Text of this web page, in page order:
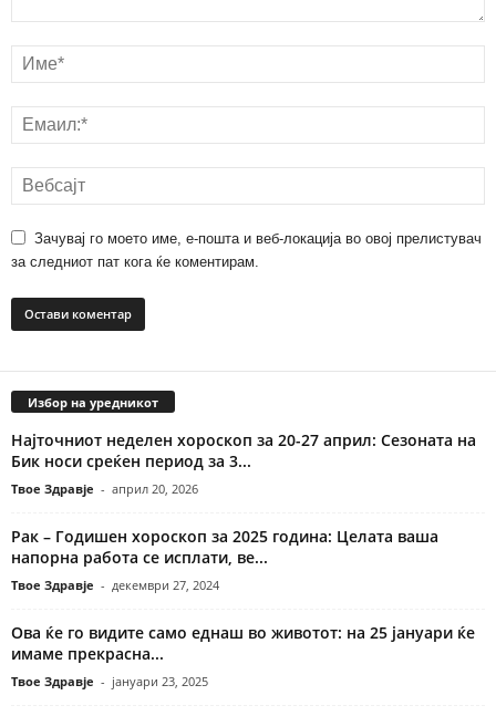
Зачувај го моето име, е-пошта и веб-локација во овој прелистувач
за следниот пат кога ќе коментирам.
Избор на уредникот
Најточниот неделен хороскоп за 20-27 април: Сезоната на
Бик носи среќен период за 3...
Твое Здравје - април 20, 2026
Рак – Годишен хороскоп за 2025 година: Целата ваша
напорна работа се исплати, ве...
Твое Здравје - декември 27, 2024
Ова ќе го видите само еднаш во животот: на 25 јануари ќе
имаме прекрасна...
Твое Здравје - јануари 23, 2025